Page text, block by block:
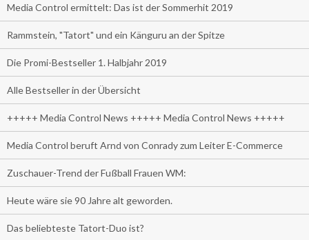
Media Control ermittelt: Das ist der Sommerhit 2019
Rammstein, "Tatort" und ein Känguru an der Spitze
Die Promi-Bestseller 1. Halbjahr 2019
Alle Bestseller in der Übersicht
+++++ Media Control News +++++ Media Control News +++++
Media Control beruft Arnd von Conrady zum Leiter E-Commerce
Zuschauer-Trend der Fußball Frauen WM:
Heute wäre sie 90 Jahre alt geworden.
Das beliebteste Tatort-Duo ist?